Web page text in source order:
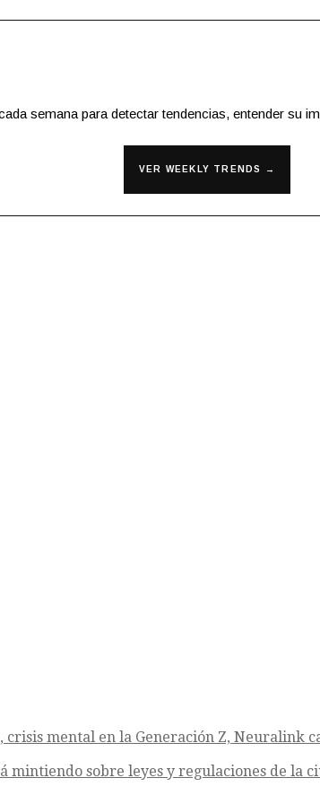
semana para detectar tendencias, entender su
VER WEEKLY TRENDS →
crisis mental en la Generación Z,
mintiendo sobre leyes y regulaciones de la